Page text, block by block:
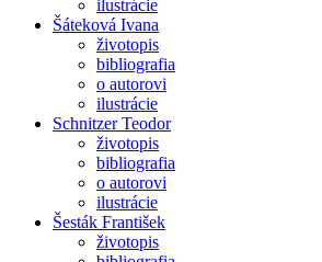
ilustrácie
Šáteková Ivana
životopis
bibliografia
o autorovi
ilustrácie
Schnitzer Teodor
životopis
bibliografia
o autorovi
ilustrácie
Šesták František
životopis